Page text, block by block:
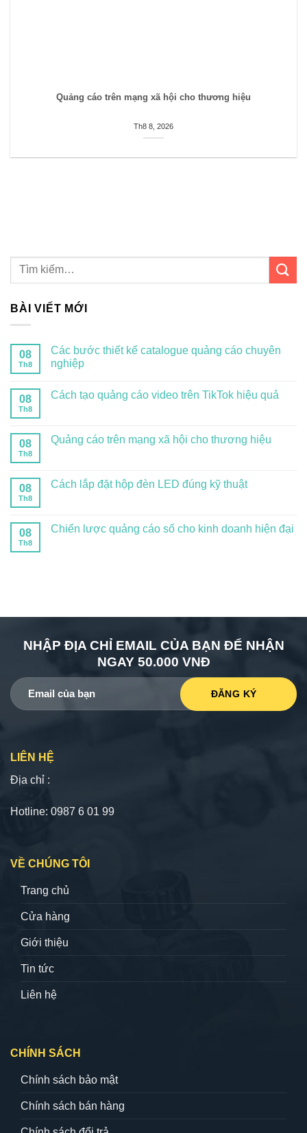
Quảng cáo trên mạng xã hội cho thương hiệu
Th8 8, 2026
BÀI VIẾT MỚI
08
Th8
Các bước thiết kế catalogue quảng cáo chuyên
nghiệp
08
Th8
Cách tạo quảng cáo video trên TikTok hiệu quả
08
Th8
Quảng cáo trên mạng xã hội cho thương hiệu
08
Th8
Cách lắp đặt hộp đèn LED đúng kỹ thuật
08
Th8
Chiến lược quảng cáo số cho kinh doanh hiện đại
NHẬP ĐỊA CHỈ EMAIL CỦA BẠN ĐỂ NHẬN
NGAY 50.000 VNĐ
LIÊN HỆ
Địa chỉ :
Hotline: 0987 6 01 99
VỀ CHÚNG TÔI
Trang chủ
Cửa hàng
Giới thiệu
Tin tức
Liên hệ
CHÍNH SÁCH
Chính sách bảo mật
Chính sách bán hàng